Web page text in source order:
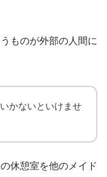
ものが外部の人間に
かないといけませ
休憩室を他のメイド